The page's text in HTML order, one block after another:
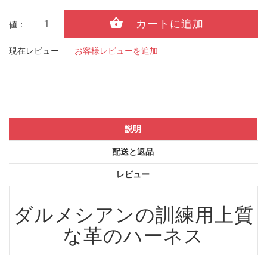
値：
現在レビュー: お客様レビューを追加
説明
配送と返品
レビュー
ダルメシアンの訓練用上質
な革のハーネス